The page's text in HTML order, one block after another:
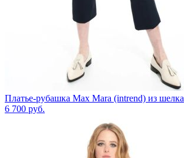
Платье-рубашка Max Mara (intrend) из шелка
6 700 руб.